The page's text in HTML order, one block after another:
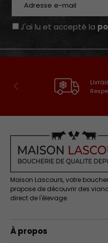
J'ai lu et accepté la
Précédent
Maison Lascours, votre
propose de découvrir des
direct de l'élevage.
À propos